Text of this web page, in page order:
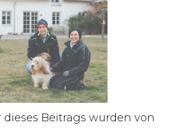
dieses Beitrags wurden von